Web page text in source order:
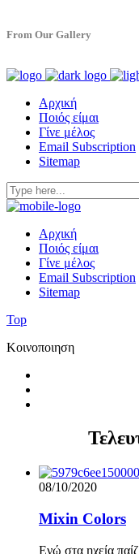
From Our Gallery
Αρχική
Ποιός είμαι
Γίνε μέλος
Email Subscription
Sitemap
Αρχική
Ποιός είμαι
Γίνε μέλος
Email Subscription
Sitemap
Top
Κοινοποιηση
08/10/2020
Mixin Colors
Ενώ στα ηχεία